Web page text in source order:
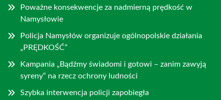
Poważne konsekwencje za nadmierną prędkość w
Namysłowie
Policja Namysłów organizuje ogólnopolskie działania
„PRĘDKOŚĆ”
Kampania „Bądźmy świadomi i gotowi – zanim zawyją
syreny” na rzecz ochrony ludności
Szybka interwencja policji zapobiegła